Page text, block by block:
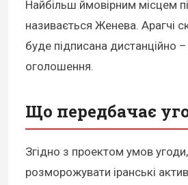
Найбільш ймовірним місцем
називається Женева. Арагчі
буде підписана дистанційно
оголошення.
Що передбачає
Згідно з проектом умов
розморожувати іранські